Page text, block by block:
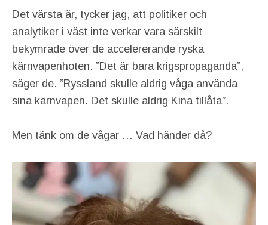
Det värsta är, tycker jag, att politiker och
analytiker i väst inte verkar vara särskilt
bekymrade över de accelererande ryska
kärnvapenhoten. ”Det är bara krigspropaganda”,
säger de. ”Ryssland skulle aldrig våga använda
sina kärnvapen. Det skulle aldrig Kina tillåta”.
Men tänk om de vågar … Vad händer då?